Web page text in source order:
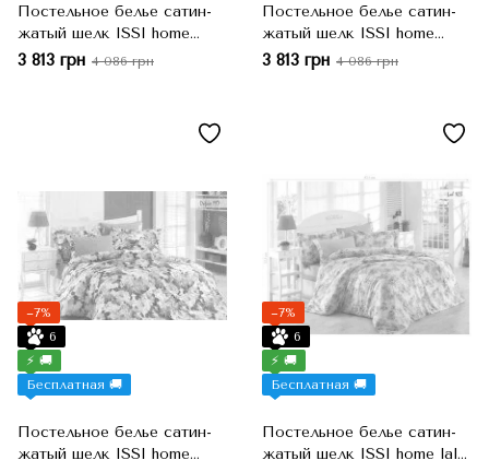
Постельное белье сатин-
жатый шелк ISSI home
menekse 119, Евро, 200x220
3 813 грн 4 086 грн
Постельное белье сатин-
жатый шелк ISSI home
orkide 126, Оливковый,
3 813 грн 4 086 грн
−7%
6
⚡ 🚚
Бесплатная 🚚
Постельное белье сатин-
жатый шелк ISSI home
−7%
6
⚡ 🚚
Бесплатная 🚚
Постельное белье сатин-
жатый шелк ISSI home lal